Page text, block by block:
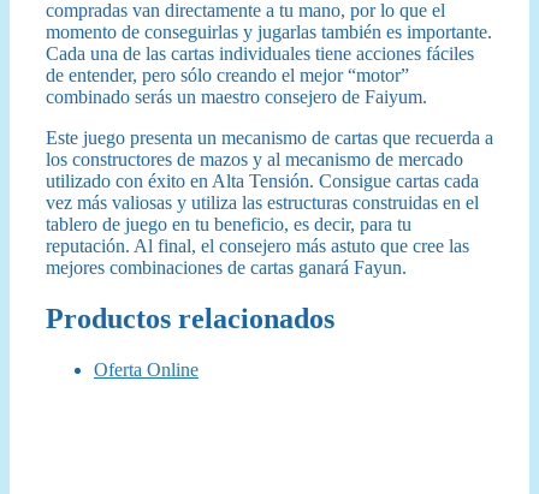
compradas van directamente a tu mano, por lo que el
momento de conseguirlas y jugarlas también es importante.
Cada una de las cartas individuales tiene acciones fáciles
de entender, pero sólo creando el mejor “motor”
combinado serás un maestro consejero de Faiyum.
Este juego presenta un mecanismo de cartas que recuerda a
los constructores de mazos y al mecanismo de mercado
utilizado con éxito en Alta Tensión. Consigue cartas cada
vez más valiosas y utiliza las estructuras construidas en el
tablero de juego en tu beneficio, es decir, para tu
reputación. Al final, el consejero más astuto que cree las
mejores combinaciones de cartas ganará Fayun.
Productos relacionados
Oferta Online